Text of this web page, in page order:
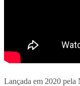
Lançada em 2020